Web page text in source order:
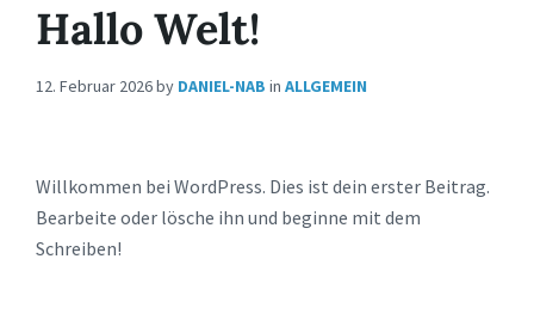
Hallo Welt!
12. Februar 2026by DANIEL-NAB in ALLGEMEIN
Willkommen bei WordPress. Dies ist dein erster Beitrag.
Bearbeite oder lösche ihn und beginne mit dem
Schreiben!